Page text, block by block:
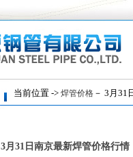
当前位置 -> 焊管价格 － 3月31
3月31日南京最新焊管价格行情